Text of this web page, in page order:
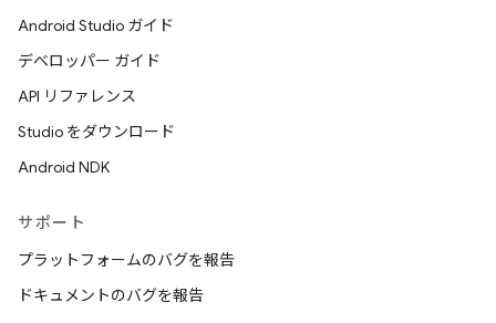
Android Studio ガイド
デベロッパー ガイド
API リファレンス
Studio をダウンロード
Android NDK
サポート
プラットフォームのバグを報告
ドキュメントのバグを報告